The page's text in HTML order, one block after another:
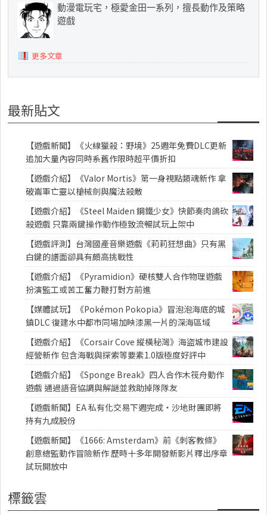
動漫電玩宅，極愛金田一系列，擅長動作及策略
遊戲
更多文章
最新貼文
【遊戲新聞】《火線獵殺：野境》25週年免費DLC更新
追加大量內容同時系舊作限時超平價折扣
【遊戲介紹】《Valor Mortis》第一身視點類魂新作 拿
破崙軍亡靈以槍械劍與魔法殺敵
【遊戲介紹】《Steel Maiden 鋼鐵少女》快節奏肉鴿砍
殺遊戲 只靠兩鍵操作動作極致流暢試玩上架中
【遊戲評測】台灣國產音樂遊戲《莉莉狂想曲》只有黑
白鍵的譜面卻具有頗高挑戰性
【遊戲介紹】《Pyramidion》硬核雙人合作物理遊戲
扮演監工或苦工奮力鞭打對方前進
【媒體試玩】《Pokémon Pokopia》冒泡泡海底的城
鎮DLC 復建水中都市同場加映漆黑一片的深海區域
【遊戲介紹】《Corsair Cove 縱橫秘灣》海盜城市建設
經營新作 包含海戰與探索等要素1.0版極度好評中
【遊戲介紹】《Sponge Break》四人合作木筏舟動作
遊戲 通過語音協調與解謎並救助掉隊隊友
【遊戲新聞】EA 私有化交易下週完成・沙地財團即將
持有九成股份
【遊戲新聞】《1666: Amsterdam》前《刺客教條》
創意總監動作冒險新作 歷時十多年開發新影片釋出序章
試玩開放中
標籤雲